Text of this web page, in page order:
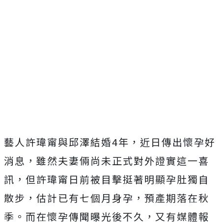
藝人許瑋甯與邱澤結婚4年，近日傳出懷孕好
消息，雖然夫妻倆尚未正式對外證實這一喜
訊，但許瑋甯 日前被目擊挺著明顯孕肚獨自
散步，估計已有七個月身孕，預產期落在秋
季。而在懷孕傳聞曝光後不久，又有媒體報